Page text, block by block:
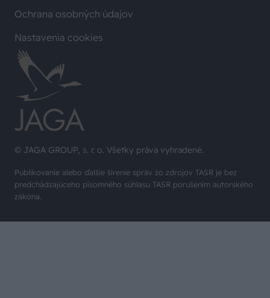
© JAGA GROUP, s. r. o. Všetky práva vyhradené.
Publikovanie alebo ďalšie šírenie správ zo zdrojov TASR je bez
predchádzajúceho písomného súhlasu TASR porušením autorského
zákona.
Ochrana osobných údajov
Nastavenia cookies